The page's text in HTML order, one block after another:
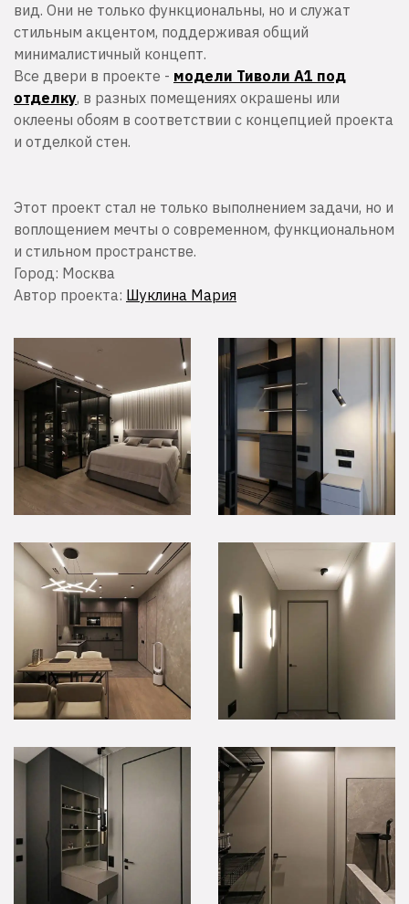
вид. Они не только функциональны, но и служат
стильным акцентом, поддерживая общий
минималистичный концепт.
Все двери в проекте - модели Тиволи А1 под
отделку, в разных помещениях окрашены или
оклеены обоям в соответствии с концепцией проекта
и отделкой стен.
Этот проект стал не только выполнением задачи, но и
воплощением мечты о современном, функциональном
и стильном пространстве.
Город: Москва
Автор проекта: Шуклина Мария